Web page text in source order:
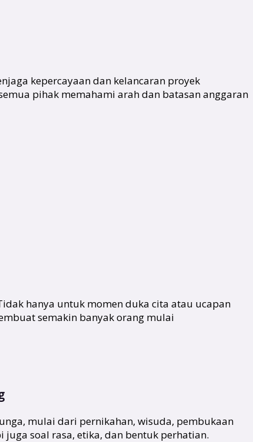
kepercayaan dan kelancaran proyek
pihak memahami arah dan batasan anggaran
hanya untuk momen duka cita atau ucapan
semakin banyak orang mulai
mulai dari pernikahan, wisuda, pembukaan
soal rasa, etika, dan bentuk perhatian.